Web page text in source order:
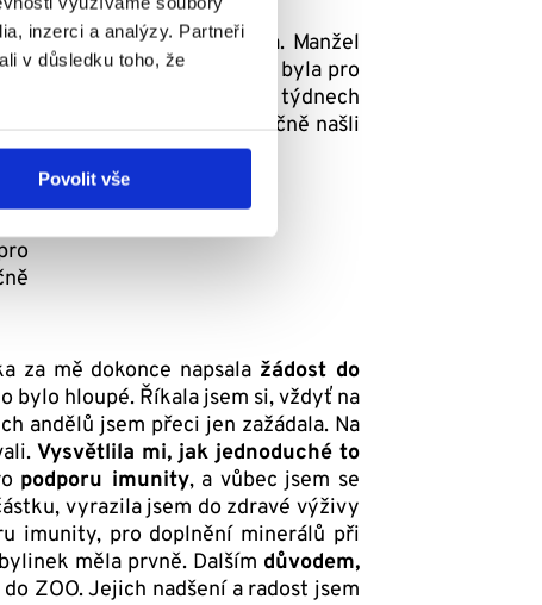
inzerci a analýzy. Partneři
v důsledku toho, že
Povolit vše
v nošení malého syna. Manžel
po třech týdnech. První byla pro
dávky v 9 týdnech
do práce, vždy jsme společně našli
za mě dokonce napsala žádost do
bylo hloupé. Říkala jsem si, vždyť na
andělů jsem přeci jen zažádala. Na
Vysvětlila mi, jak jednoduché to
podporu imunity, a vůbec jsem se
vyrazila jsem do zdravé výživy
imunity, pro doplnění minerálů při
měla prvně. Dalším důvodem,
ZOO. Jejich nadšení a radost jsem